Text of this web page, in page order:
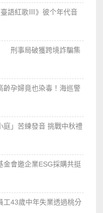
語紅歌Ⅲ》彼个年代音
刑事局破獲跨境詐騙集
孕婦竟也染毒！海巡警
」苦練發音 挑戰中秋禮
會邀企業ESG採購共挺
43歲中年失業透過桃分